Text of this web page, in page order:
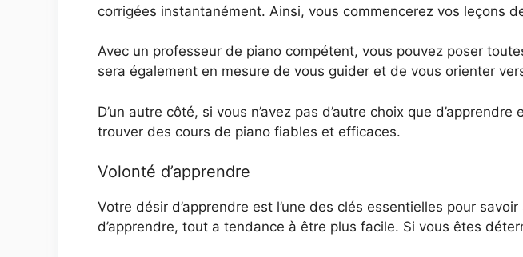
corrigées instantanément. Ainsi, vous commencerez vos leçons
Avec un professeur de piano compétent, vous pouvez poser
sera également en mesure de vous guider et de vous orienter
D’un autre côté, si vous n’avez pas d’autre choix que
trouver des cours de piano fiables et efficaces.
Volonté d’apprendre
Votre désir d’apprendre est l’une des clés essentielles pour
d’apprendre, tout a tendance à être plus facile. Si vous êtes